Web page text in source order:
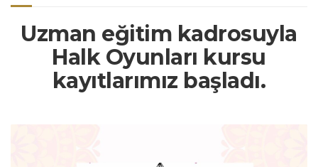
Uzman eğitim kadrosuyla
Halk Oyunları kursu
kayıtlarımız başladı.